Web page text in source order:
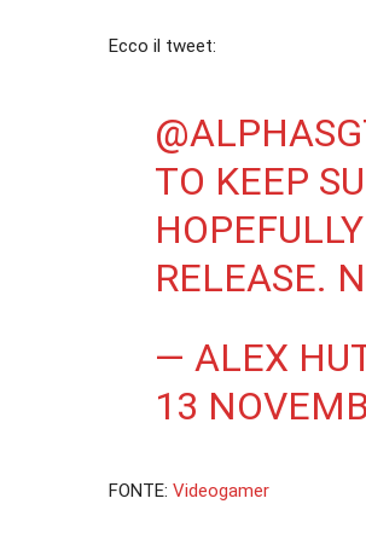
Ecco il tweet:
TO KEEP
RELEASE.
— ALEX
13
FONTE: Videogamer